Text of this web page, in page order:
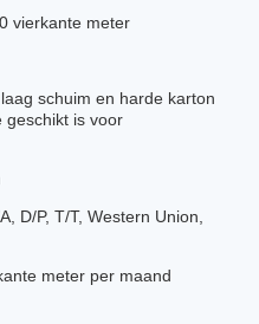
vierkante meter
schuim en harde karton
geschikt is voor
D/P, T/T, Western Union,
meter per maand